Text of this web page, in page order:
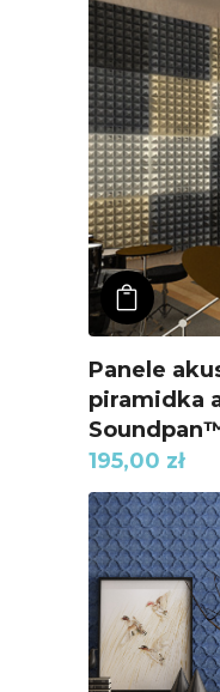
ADD
Panele
piramidka
195,00 zł